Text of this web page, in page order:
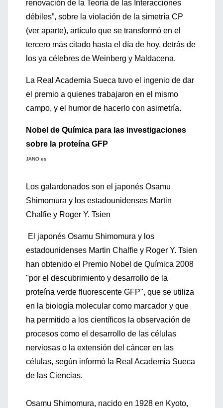
renovación de la Teoría de las Interacciones
débiles”, sobre la violación de la simetría CP
(ver aparte), artículo que se transformó en el
tercero más citado hasta el día de hoy, detrás de
los ya célebres de Weinberg y Maldacena.
La Real Academia Sueca tuvo el ingenio de dar
el premio a quienes trabajaron en el mismo
campo, y el humor de hacerlo con asimetría.
Nobel de Química para las investigaciones
sobre la proteína GFP
JANO.es
Los galardonados son el japonés Osamu
Shimomura y los estadounidenses Martin
Chalfie y Roger Y. Tsien
El japonés Osamu Shimomura y los
estadounidenses Martin Chalfie y Roger Y. Tsien
han obtenido el Premio Nobel de Química 2008
"por el descubrimiento y desarrollo de la
proteína verde fluorescente GFP", que se utiliza
en la biología molecular como marcador y que
ha permitido a los científicos la observación de
procesos como el desarrollo de las células
nerviosas o la extensión del cáncer en las
células, según informó la Real Academia Sueca
de las Ciencias.
Osamu Shimomura, nacido en 1928 en Kyoto,